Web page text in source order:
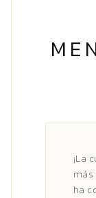
¡La
ha